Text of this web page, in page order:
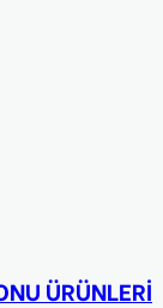
ÜRÜNLERİ